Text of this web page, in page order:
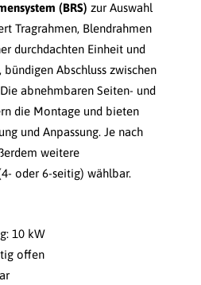
(BRS) zur Auswahl
Tragrahmen, Blendrahmen
durchdachten Einheit und
Abschluss zwischen
abnehmbaren Seiten- und
die Montage und bieten
und Anpassung. Je nach
weitere
oder 6-seitig) wählbar.
10 kW
offen